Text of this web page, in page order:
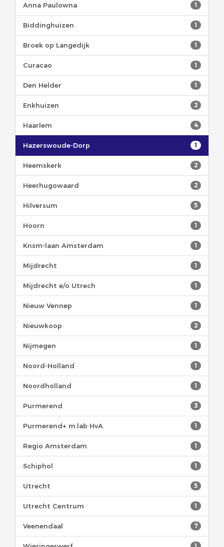
1
Anna Paulowna
1
Biddinghuizen
1
Broek op Langedijk
1
Curacao
1
Den Helder
2
Enkhuizen
4
Haarlem
1
Hazerswoude-Dorp
2
Heemskerk
2
Heerhugowaard
5
Hilversum
1
Hoorn
1
Knsm-laan Amsterdam
1
Mijdrecht
1
Mijdrecht e/o Utrech
1
Nieuw Vennep
2
Nieuwkoop
1
Nijmegen
1
Noord-Holland
1
Noordholland
3
Purmerend
1
Purmerend+ m.lab HvA
1
Regio Amsterdam
1
Schiphol
5
Utrecht
1
Utrecht Centrum
7
Veenendaal